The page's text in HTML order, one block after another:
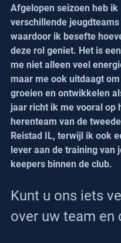
Afgelopen seizoen heb ik
verschillende
waardoor ik besefte
deze rol geniet. Het is
me niet alleen veel
maar me ook uitdaagt
groeien en ontwikkelen
jaar richt ik me vooral op
herenteam van de
Reistad IL, terwijl ik ook
lever aan de training van
keepers binnen de club.
Kunt u ons iets
over uw team en